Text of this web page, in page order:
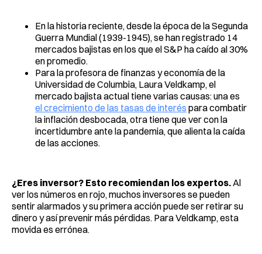
En la historia reciente, desde la época de la Segunda
Guerra Mundial (1939-1945), se han registrado 14
mercados bajistas en los que el S&P ha caído al 30%
en promedio.
Para la profesora de finanzas y economía de la
Universidad de Columbia, Laura Veldkamp, el
mercado bajista actual tiene varias causas: una es
el crecimiento de las tasas de interés para combatir
la inflación desbocada, otra tiene que ver con la
incertidumbre ante la pandemia, que alienta la caída
de las acciones.
¿Eres inversor? Esto recomiendan los expertos.Al
ver los números en rojo, muchos inversores se pueden
sentir alarmados y su primera acción puede ser retirar su
dinero y así prevenir más pérdidas. Para Veldkamp, esta
movida es errónea.